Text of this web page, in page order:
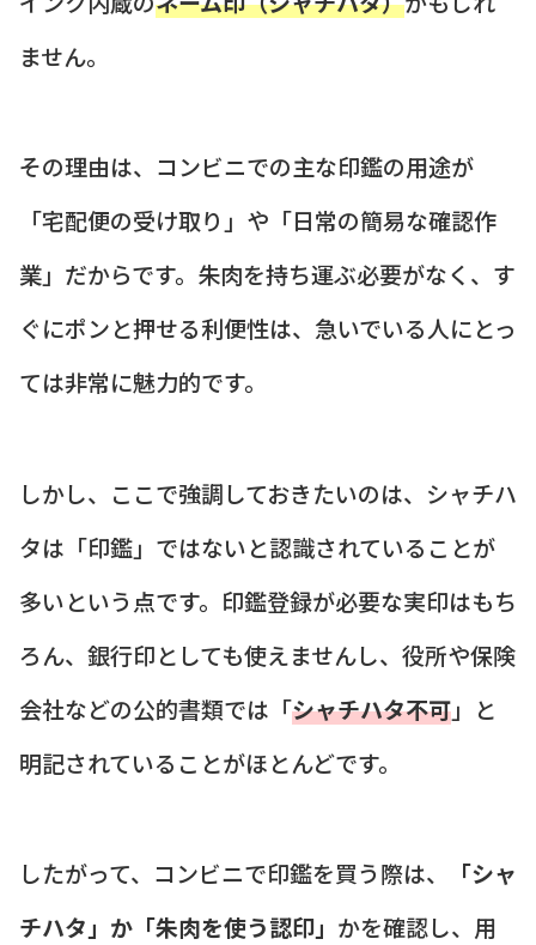
ません。
その理由は、コンビニでの主な印鑑の用途が
「宅配便の受け取り」や「日常の簡易な確認作
業」だからです。朱肉を持ち運ぶ必要がなく、す
ぐにポンと押せる利便性は、急いでいる人にとっ
ては非常に魅力的です。
しかし、ここで強調しておきたいのは、シャチハ
タは「印鑑」ではないと認識されていることが
多いという点です。印鑑登録が必要な実印はもち
ろん、銀行印としても使えませんし、役所や保険
会社などの公的書類では「シャチハタ不可」と
明記されていることがほとんどです。
したがって、コンビニで印鑑を買う際は、
「シャ
チハタ」か「朱肉を使う認印」 かを確認し、用